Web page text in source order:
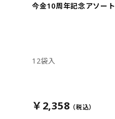
今金10周年記念アソート
12袋入
￥2,358